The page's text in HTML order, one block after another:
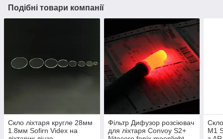
Подібні товари компанії
Скло ліхтаря кругле 28мм
1.8мм Sofirn Videx на
Фільтр Дифузор розсіювач
для ліхтаря Convoy S2+
M1